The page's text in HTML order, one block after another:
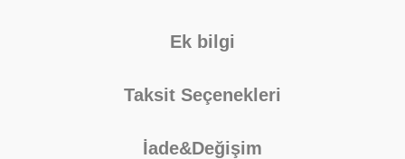
Ek bilgi
Taksit Seçenekleri
İade&Değişim